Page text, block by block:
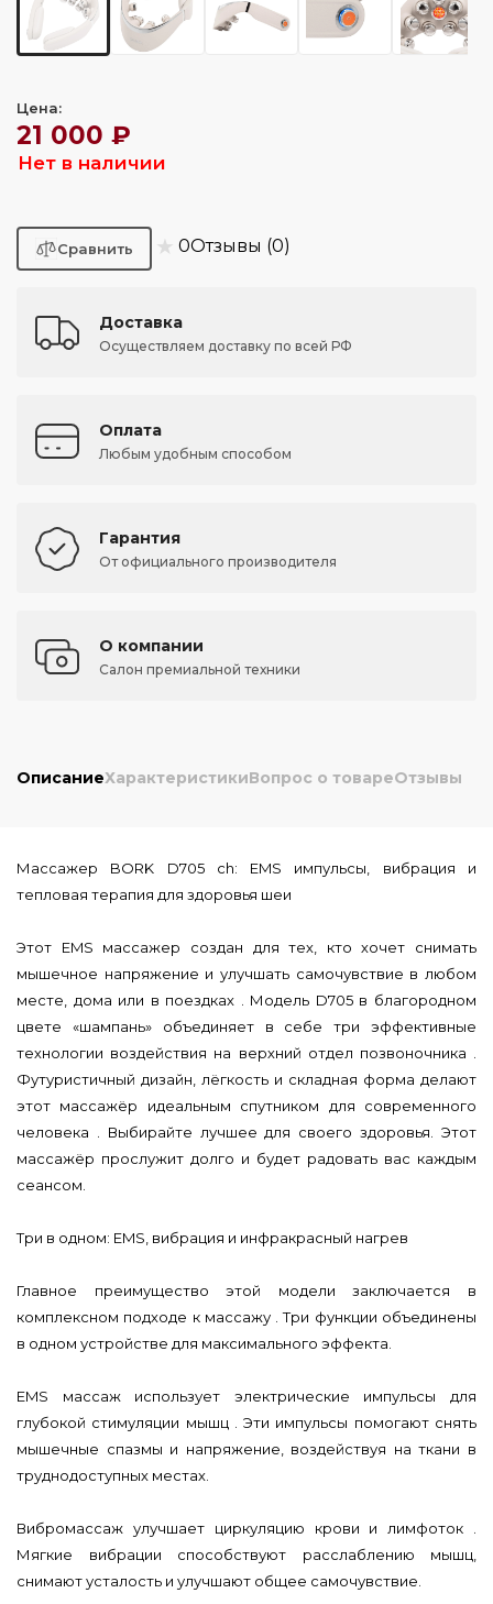
Цена:
21 000 ₽
Нет в наличии
★ 0Отзывы (0)
Доставка
Осуществляем доставку по всей РФ
Оплата
Любым удобным способом
Гарантия
От официального производителя
О компании
Салон премиальной техники
ОписаниеХарактеристикиВопрос о товареОтзывы
Массажер BORK D705 ch: EMS импульсы, вибрация и
тепловая терапия для здоровья шеи
Этот EMS массажер создан для тех, кто хочет снимать
мышечное напряжение и улучшать самочувствие в любом
месте, дома или в поездках . Модель D705 в благородном
цвете «шампань» объединяет в себе три эффективные
технологии воздействия на верхний отдел позвоночника .
Футуристичный дизайн, лёгкость и складная форма делают
этот массажёр идеальным спутником для современного
человека . Выбирайте лучшее для своего здоровья. Этот
массажёр прослужит долго и будет радовать вас каждым
сеансом.
Три в одном: EMS, вибрация и инфракрасный нагрев
Главное преимущество этой модели заключается в
комплексном подходе к массажу . Три функции объединены
в одном устройстве для максимального эффекта.
EMS массаж использует электрические импульсы для
глубокой стимуляции мышц . Эти импульсы помогают снять
мышечные спазмы и напряжение, воздействуя на ткани в
труднодоступных местах.
Вибромассаж улучшает циркуляцию крови и лимфоток .
Мягкие вибрации способствуют расслаблению мышц,
снимают усталость и улучшают общее самочувствие.